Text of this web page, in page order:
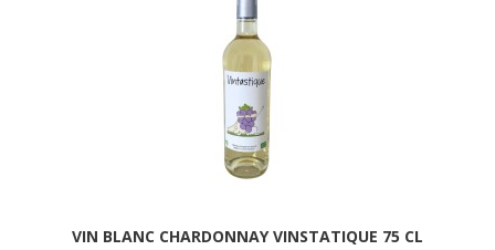
VIN BLANC CHARDONNAY VINSTATIQUE 75 CL